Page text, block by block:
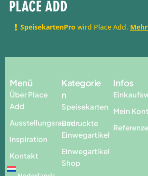
SpeisekartenPro wird Place Add.
Menü
Über Place
Add
Ausstellungsraum
Inspiration
Kontakt
Kategorie
n
Speisekarten
Bedruckte
Einwegartikel
Einwegartikel
Shop
Infos
Mein